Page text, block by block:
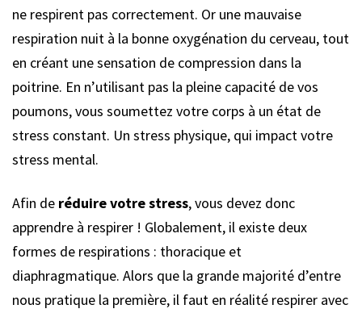
ne respirent pas correctement. Or une mauvaise
respiration nuit à la bonne oxygénation du cerveau, tout
en créant une sensation de compression dans la
poitrine. En n’utilisant pas la pleine capacité de vos
poumons, vous soumettez votre corps à un état de
stress constant. Un stress physique, qui impact votre
stress mental.
Afin de réduire votre stress, vous devez donc
apprendre à respirer ! Globalement, il existe deux
formes de respirations : thoracique et
diaphragmatique. Alors que la grande majorité d’entre
nous pratique la première, il faut en réalité respirer avec